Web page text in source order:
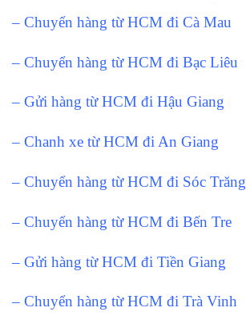
– Chuyển hàng từ HCM đi Cà Mau
– Chuyển hàng từ HCM đi Bạc Liêu
– Gửi hàng từ HCM đi Hậu Giang
– Chanh xe từ HCM đi An Giang
– Chuyển hàng từ HCM đi Sóc Trăng
– Chuyển hàng từ HCM đi Bến Tre
– Gửi hàng từ HCM đi Tiền Giang
– Chuyển hàng từ HCM đi Trà Vinh